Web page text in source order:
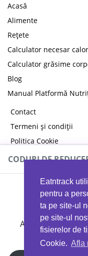
Eatntrack
pentru a
ta pe site-ul
pe site-ul
fisierelor de
Cookie. Afla
Acasă
Alimente
Rețete
Calculator necesar
Calculator grăsime
Blog
Manual Platformă
Contact
Termeni și condiții
Politica Cookie
Politica de
CODURI DE
Ai 40%reducere